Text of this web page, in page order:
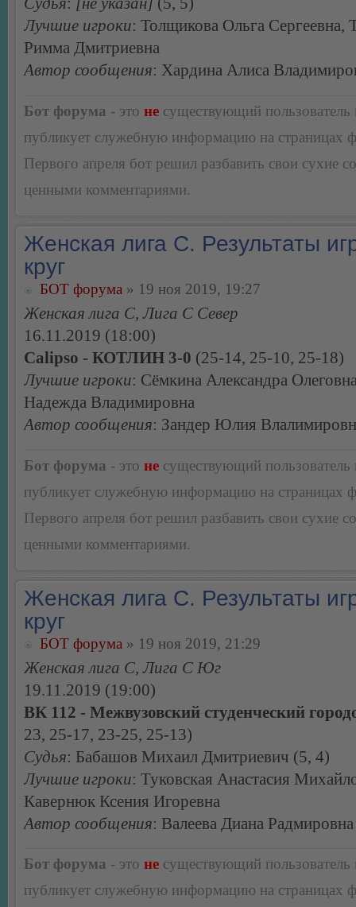
Лучшие игроки: Толщикова Ольга Сергеевна,
Римма Дмитриевна
Автор сообщения: Хардина Алиса
Бот форума - это не существующий пользователь
публикует служебную информацию на страницах
Первого апреля бот решил разбавить свои сухие
ценными комментариями.
Женская лига С. Результаты
круг
БОТ форума » 19 ноя 2019, 19:27
Женская лига С, Лига С Север
16.11.2019 (18:00)
Calipso - КОТЛИН 3-0 (25-14, 25-10, 25-18)
Лучшие игроки: Сёмкина Александра
Надежда Владимировна
Автор сообщения: Зандер Юлия
Бот форума - это не существующий пользователь
публикует служебную информацию на страницах
Первого апреля бот решил разбавить свои сухие
ценными комментариями.
Женская лига С. Результаты
круг
БОТ форума » 19 ноя 2019, 21:29
Женская лига С, Лига С Юг
19.11.2019 (19:00)
ВК 112 - Межвузовский студенческий
23, 25-17, 23-25, 25-13)
Судья: Бабашов Михаил Дмитриевич (5, 4)
Лучшие игроки: Туковская Анастасия
Кавернюк Ксения Игоревна
Автор сообщения: Валеева Диана Радмировна
Бот форума - это не существующий пользователь
публикует служебную информацию на страницах